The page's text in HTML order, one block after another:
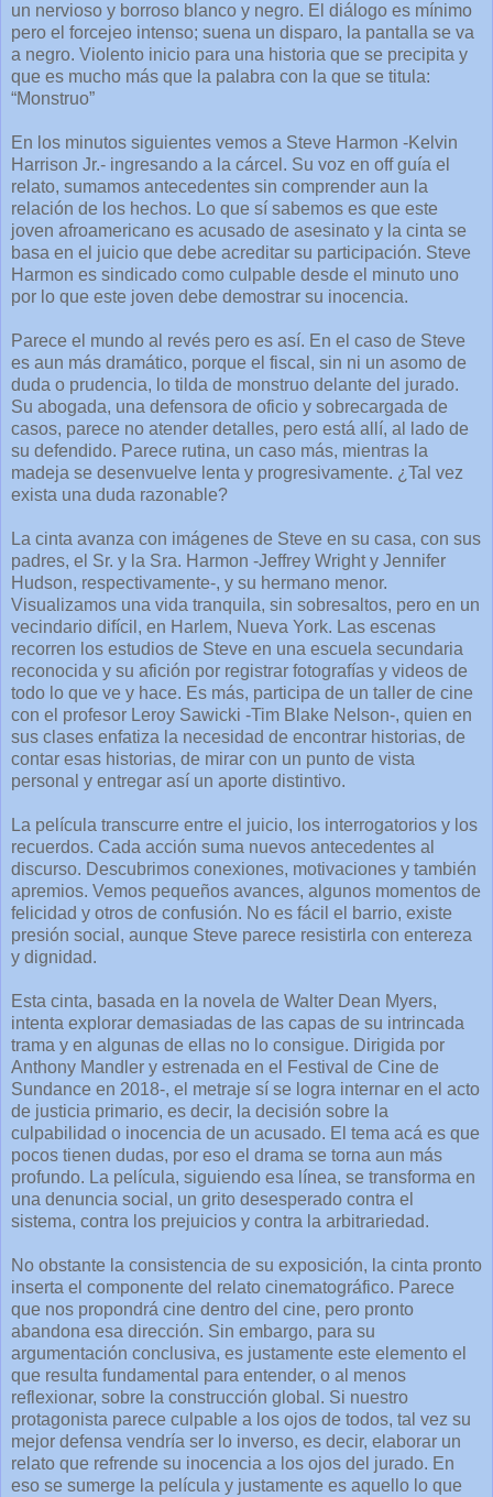
un nervioso y borroso blanco y negro. El diálogo es mínimo
pero el forcejeo intenso; suena un disparo, la pantalla se va
a negro. Violento inicio para una historia que se precipita y
que es mucho más que la palabra con la que se titula:
“Monstruo”
En los minutos siguientes vemos a Steve Harmon -Kelvin
Harrison Jr.- ingresando a la cárcel. Su voz en off guía el
relato, sumamos antecedentes sin comprender aun la
relación de los hechos. Lo que sí sabemos es que este
joven afroamericano es acusado de asesinato y la cinta se
basa en el juicio que debe acreditar su participación. Steve
Harmon es sindicado como culpable desde el minuto uno
por lo que este joven debe demostrar su inocencia.
Parece el mundo al revés pero es así. En el caso de Steve
es aun más dramático, porque el fiscal, sin ni un asomo de
duda o prudencia, lo tilda de monstruo delante del jurado.
Su abogada, una defensora de oficio y sobrecargada de
casos, parece no atender detalles, pero está allí, al lado de
su defendido. Parece rutina, un caso más, mientras la
madeja se desenvuelve lenta y progresivamente. ¿Tal vez
exista una duda razonable?
La cinta avanza con imágenes de Steve en su casa, con sus
padres, el Sr. y la Sra. Harmon -Jeffrey Wright y Jennifer
Hudson, respectivamente-, y su hermano menor.
Visualizamos una vida tranquila, sin sobresaltos, pero en un
vecindario difícil, en Harlem, Nueva York. Las escenas
recorren los estudios de Steve en una escuela secundaria
reconocida y su afición por registrar fotografías y videos de
todo lo que ve y hace. Es más, participa de un taller de cine
con el profesor Leroy Sawicki -Tim Blake Nelson-, quien en
sus clases enfatiza la necesidad de encontrar historias, de
contar esas historias, de mirar con un punto de vista
personal y entregar así un aporte distintivo.
La película transcurre entre el juicio, los interrogatorios y los
recuerdos. Cada acción suma nuevos antecedentes al
discurso. Descubrimos conexiones, motivaciones y también
apremios. Vemos pequeños avances, algunos momentos de
felicidad y otros de confusión. No es fácil el barrio, existe
presión social, aunque Steve parece resistirla con entereza
y dignidad.
Esta cinta, basada en la novela de Walter Dean Myers,
intenta explorar demasiadas de las capas de su intrincada
trama y en algunas de ellas no lo consigue. Dirigida por
Anthony Mandler y estrenada en el Festival de Cine de
Sundance en 2018-, el metraje sí se logra internar en el acto
de justicia primario, es decir, la decisión sobre la
culpabilidad o inocencia de un acusado. El tema acá es que
pocos tienen dudas, por eso el drama se torna aun más
profundo. La película, siguiendo esa línea, se transforma en
una denuncia social, un grito desesperado contra el
sistema, contra los prejuicios y contra la arbitrariedad.
No obstante la consistencia de su exposición, la cinta pronto
inserta el componente del relato cinematográfico. Parece
que nos propondrá cine dentro del cine, pero pronto
abandona esa dirección. Sin embargo, para su
argumentación conclusiva, es justamente este elemento el
que resulta fundamental para entender, o al menos
reflexionar, sobre la construcción global. Si nuestro
protagonista parece culpable a los ojos de todos, tal vez su
mejor defensa vendría ser lo inverso, es decir, elaborar un
relato que refrende su inocencia a los ojos del jurado. En
eso se sumerge la película y justamente es aquello lo que